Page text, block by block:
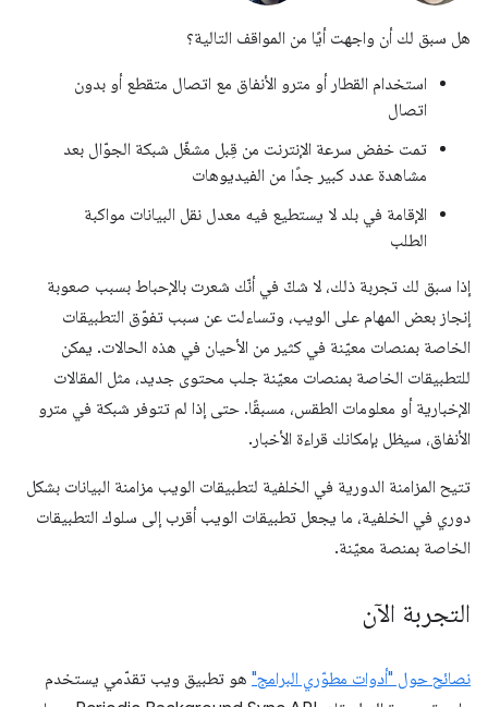
هل سبق لك أن واجهت أيًا من المواقف التالية؟
استخدام القطار أو مترو الأنفاق مع اتصال متقطع أو بدون
اتصال
تمت خفض سرعة الإنترنت من قِبل مشغّل شبكة الجوّال بعد
مشاهدة عدد كبير جدًا من الفيديوهات
الإقامة في بلد لا يستطيع فيه معدل نقل البيانات مواكبة
الطلب
إذا سبق لك تجربة ذلك، لا شكّ في أنّك شعرت بالإحباط بسبب صعوبة
إنجاز بعض المهام على الويب، وتساءلت عن سبب تفوّق التطبيقات
الخاصة بمنصات معيّنة في كثير من الأحيان في هذه الحالات. يمكن
للتطبيقات الخاصة بمنصات معيّنة جلب محتوى جديد، مثل المقالات
الإخبارية أو معلومات الطقس، مسبقًا. حتى إذا لم تتوفر شبكة في مترو
الأنفاق، سيظل بإمكانك قراءة الأخبار.
تتيح المزامنة الدورية في الخلفية لتطبيقات الويب مزامنة البيانات بشكل
دوري في الخلفية، ما يجعل تطبيقات الويب أقرب إلى سلوك التطبيقات
الخاصة بمنصة معيّنة.
التجربة الآن
نصائح حول "أدوات مطوّري البرامج" هو تطبيق ويب تقدّمي يستخدم